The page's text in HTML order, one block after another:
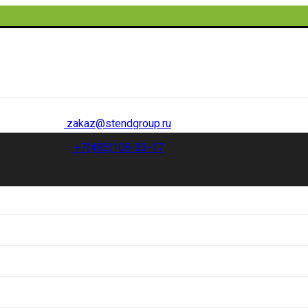
zakaz@stendgroup.ru
+7(495)108-33-17